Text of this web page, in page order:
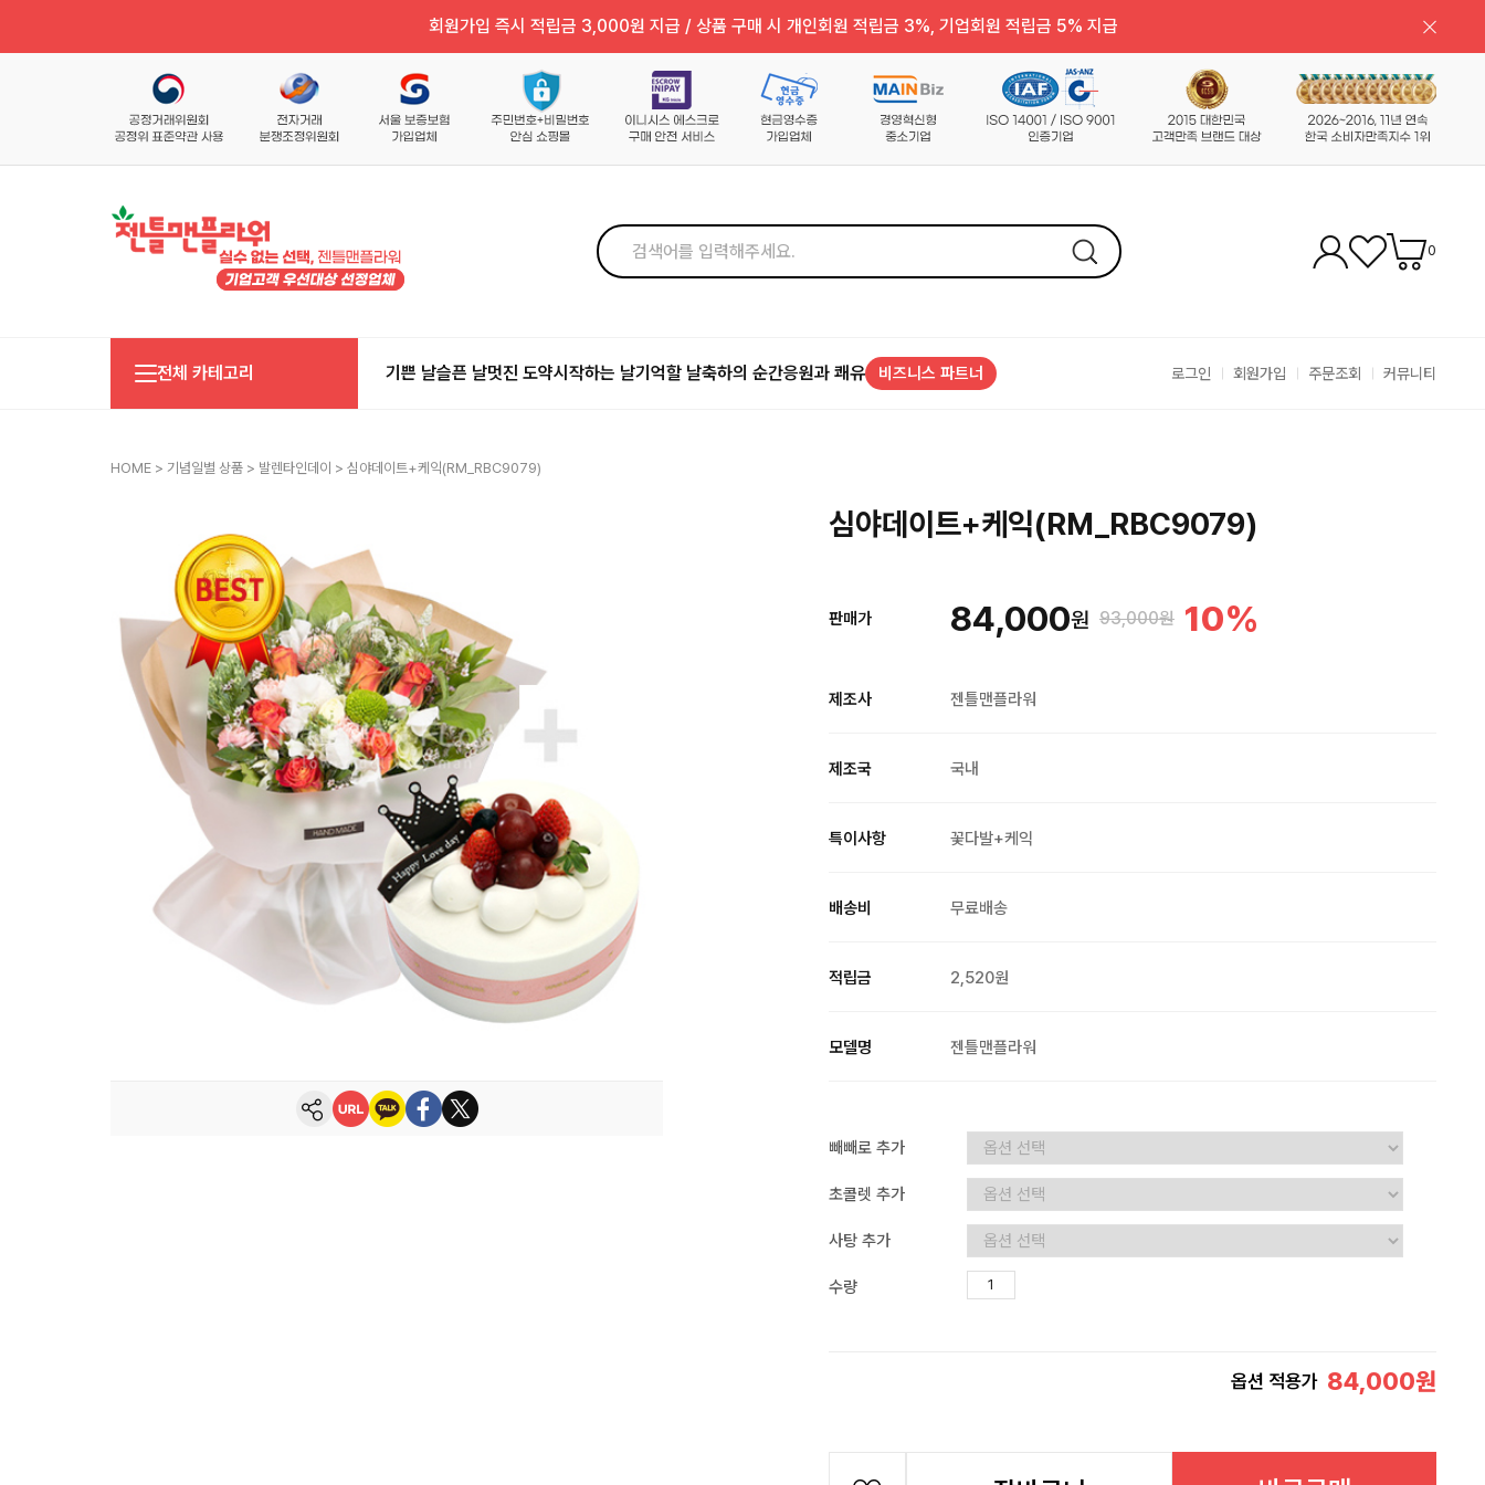
회원가입 즉시 적립금 3,000원 지급 / 상품 구매 시 개인회원 적립금 3%, 기업회원 적립금 5% 지급
0
전체 카테고리 기쁜 날슬픈 날멋진 도약시작하는 날기억할 날축하의 순간응원과 쾌유 비즈니스 파트너 로그인 회원가입 주문조회 커뮤니티
HOME > 기념일별 상품 > 발렌타인데이 > 심야데이트+케익(RM_RBC9079)
심야데이트+케익(RM_RBC9079)
판매가 84,000원 93,000원 10%
제조사 젠틀맨플라워
제조국 국내
특이사항 꽃다발+케익
배송비 무료배송
적립금 2,520원
모델명 젠틀맨플라워
빼빼로 추가
초콜렛 추가
사탕 추가
수량
옵션 적용가 84,000원